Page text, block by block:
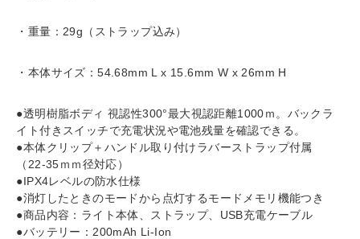
・重量：29g（ストラップ込み）
・本体サイズ：54.68mm L x 15.6mm W x 26mm H
●透明樹脂ボディ 視認性300°最大視認距離1000ｍ。バックラ
イト付きスイッチで充電状況や電池残量を確認できる。
●本体クリップ＋ハンドル取り付けラバーストラップ付属
（22-35ｍｍ径対応）
●IPX4レベルの防水仕様
●消灯したときのモードから点灯するモードメモリ機能つき
●商品内容：ライト本体、ストラップ、USB充電ケーブル
●バッテリー：200mAh Li-Ion